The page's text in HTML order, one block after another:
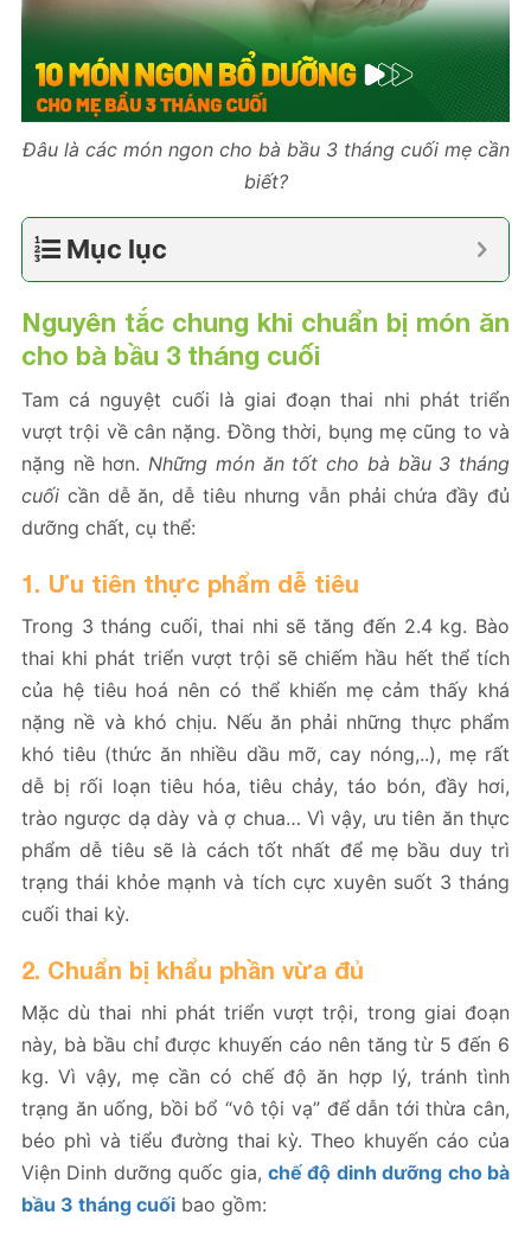
Đâu là các món ngon cho bà bầu 3 tháng cuối mẹ cần
biết?
Mục lục
Nguyên tắc chung khi chuẩn bị món ăn
cho bà bầu 3 tháng cuối
Tam cá nguyệt cuối là giai đoạn thai nhi phát triển
vượt trội về cân nặng. Đồng thời, bụng mẹ cũng to và
nặng nề hơn.Những món ăn tốt cho bà bầu 3 tháng
cuối cần dễ ăn, dễ tiêu nhưng vẫn phải chứa đầy đủ
dưỡng chất, cụ thể:
1. Ưu tiên thực phẩm dễ tiêu
Trong 3 tháng cuối, thai nhi sẽ tăng đến 2.4 kg. Bào
thai khi phát triển vượt trội sẽ chiếm hầu hết thể tích
của hệ tiêu hoá nên có thể khiến mẹ cảm thấy khá
nặng nề và khó chịu. Nếu ăn phải những thực phẩm
khó tiêu (thức ăn nhiều dầu mỡ, cay nóng,..), mẹ rất
dễ bị rối loạn tiêu hóa, tiêu chảy, táo bón, đầy hơi,
trào ngược dạ dày và ợ chua… Vì vậy, ưu tiên ăn thực
phẩm dễ tiêu sẽ là cách tốt nhất để mẹ bầu duy trì
trạng thái khỏe mạnh và tích cực xuyên suốt 3 tháng
cuối thai kỳ.
2. Chuẩn bị khẩu phần vừa đủ
Mặc dù thai nhi phát triển vượt trội, trong giai đoạn
này, bà bầu chỉ được khuyến cáo nên tăng từ 5 đến 6
kg. Vì vậy, mẹ cần có chế độ ăn hợp lý, tránh tình
trạng ăn uống, bồi bổ “vô tội vạ” để dẫn tới thừa cân,
béo phì và tiểu đường thai kỳ. Theo khuyến cáo của
Viện Dinh dưỡng quốc gia, chế độ dinh dưỡng cho bà
bầu 3 tháng cuối bao gồm: